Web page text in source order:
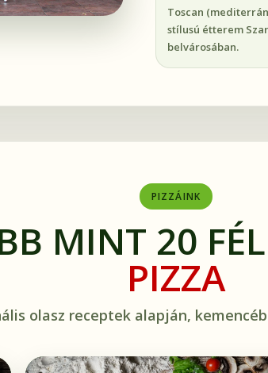
Toscan
stílusú étterem
belvárosában.
PIZZÁINK
MINT 20
PIZZA
olasz receptek alapján,